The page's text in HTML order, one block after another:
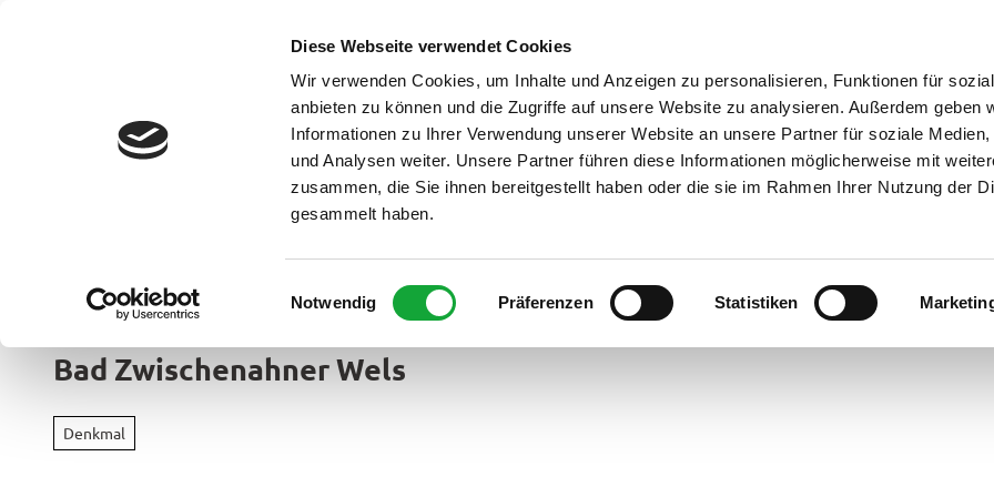
Diese Webseite verwendet Cookies
Wir verwenden Cookies, um Inhalte und Anzeigen zu personalisieren, Funktionen für
anbieten zu können und die Zugriffe auf unsere Website zu analysieren. Außerdem geben
Informationen zu Ihrer Verwendung unserer Website an unsere Partner für soziale Medien,
und Analysen weiter. Unsere Partner führen diese Informationen möglicherweise mit
zusammen, die Sie ihnen bereitgestellt haben oder die sie im Rahmen Ihrer Nutzung der
gesammelt haben.
i
w
Notwendig Präferenzen Statistiken
Region &
Urlaubsorte
Bad Zwischenahner Wels
Denkmal